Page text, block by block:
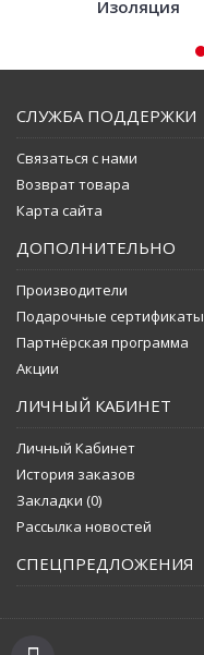
Изоляция
СЛУЖБА ПОДДЕРЖКИ
Связаться с нами
Возврат товара
Карта сайта
ДОПОЛНИТЕЛЬНО
Производители
Подарочные сертификаты
Партнёрская программа
Акции
ЛИЧНЫЙ КАБИНЕТ
Личный Кабинет
История заказов
Закладки (0)
Рассылка новостей
СПЕЦПРЕДЛОЖЕНИЯ